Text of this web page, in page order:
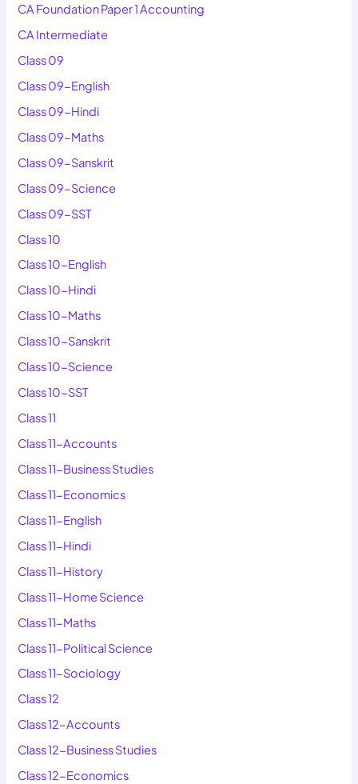
CA Foundation Paper 1 Accounting
CA Intermediate
Class 09
Class 09-English
Class 09-Hindi
Class 09-Maths
Class 09-Sanskrit
Class 09-Science
Class 09-SST
Class 10
Class 10-English
Class 10-Hindi
Class 10-Maths
Class 10-Sanskrit
Class 10-Science
Class 10-SST
Class 11
Class 11-Accounts
Class 11-Business Studies
Class 11-Economics
Class 11-English
Class 11-Hindi
Class 11-History
Class 11-Home Science
Class 11-Maths
Class 11-Political Science
Class 11-Sociology
Class 12
Class 12-Accounts
Class 12-Business Studies
Class 12-Economics